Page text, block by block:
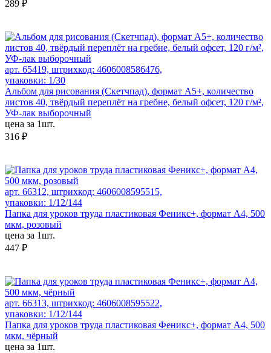
289 ₽
арт. 65419, штрихкод: 4606008586476,
упаковки: 1/30
Альбом для рисования (Скетчпад), формат А5+, количество
листов 40, твёрдый переплёт на гребне, белый офсет, 120 г/м²,
УФ-лак выборочный
цена за 1шт.
316 ₽
арт. 66312, штрихкод: 4606008595515,
упаковки: 1/12/144
Папка для уроков труда пластиковая Феникс+, формат А4, 500
мкм, розовый
цена за 1шт.
447 ₽
арт. 66313, штрихкод: 4606008595522,
упаковки: 1/12/144
Папка для уроков труда пластиковая Феникс+, формат А4, 500
мкм, чёрный
цена за 1шт.